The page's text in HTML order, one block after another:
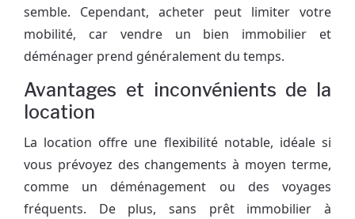
semble. Cependant, acheter peut limiter votre
mobilité, car vendre un bien immobilier et
déménager prend généralement du temps.
Avantages et inconvénients de la
location
La location offre une flexibilité notable, idéale si
vous prévoyez des changements à moyen terme,
comme un déménagement ou des voyages
fréquents. De plus, sans prêt immobilier à